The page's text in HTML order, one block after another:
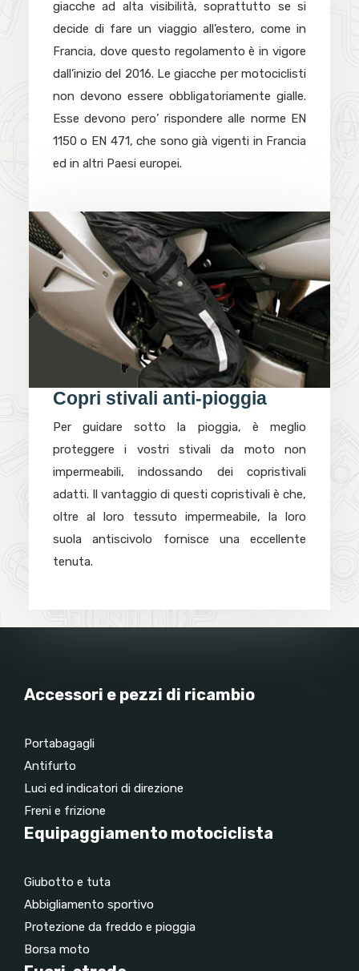
giacche ad alta visibilità, soprattutto se si
decide di fare un viaggio all’estero, come in
Francia, dove questo regolamento è in vigore
dall’inizio del 2016. Le giacche per motociclisti
non devono essere obbligatoriamente gialle.
Esse devono pero’ rispondere alle norme EN
1150 o EN 471, che sono già vigenti in Francia
ed in altri Paesi europei.
Copri stivali anti-pioggia
Per guidare sotto la pioggia, è meglio
proteggere i vostri stivali da moto non
impermeabili, indossando dei copristivali
adatti. Il vantaggio di questi copristivali è che,
oltre al loro tessuto impermeabile, la loro
suola antiscivolo fornisce una eccellente
tenuta.
Accessori e pezzi di ricambio
Portabagagli
Antifurto
Luci ed indicatori di direzione
Freni e frizione
Equipaggiamento motociclista
Giubotto e tuta
Abbigliamento sportivo
Protezione da freddo e pioggia
Borsa moto